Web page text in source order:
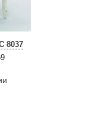
8037